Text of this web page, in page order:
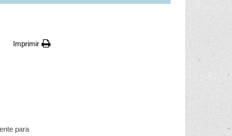
Imprimir
para